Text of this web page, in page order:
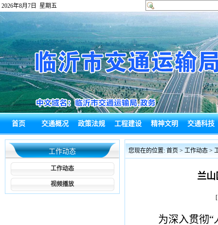
2026年8月7日 星期五
首页 交通概况 政策法规 工程建设 精神文明 交通科技
政府信息公 热点回应 通知公告 综合新闻 政务信息
局长信箱
工作动态
工作动态
视频播放
您现在的位置: 首页 > 工作动态 >
兰山
为深入贯彻“